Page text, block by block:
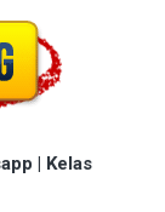
| Kelas